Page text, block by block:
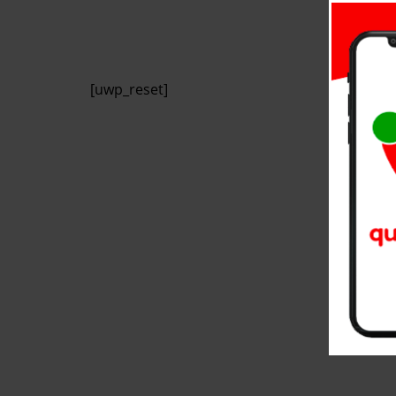
[uwp_reset]